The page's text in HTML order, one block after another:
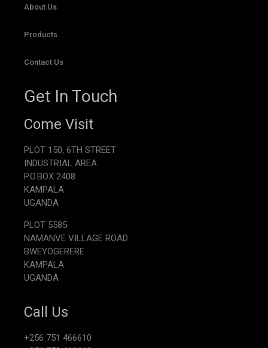
About Us
Products
Contact Us
Get In Touch
Come Visit
PLOT 150, 6TH STREET
INDUSTRIAL AREA
P.O.BOX 2408
KAMPALA
UGANDA
PLOT 5585
NAMANVE VILLAGE ROAD
BWEYOGERERE
KAMPALA
UGANDA
Call Us
+256 751 466610